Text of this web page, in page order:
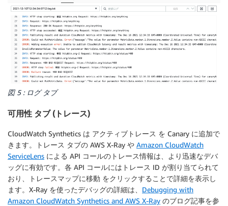
図 5 : ログ タブ
可用性 タブ (トレース)
CloudWatch Synthetics は アクティブトレース を Canary に追加で
きます。
トレース タブの AWS X-Ray や Amazon CloudWatch
ServiceLens による API コールのトレース情報は、より迅速なデバ
ッグに有効です。各 API コールにはトレース ID が割り当てられて
おり、
トレースマップに移動 をクリックすることで詳細を表示し
ます。X-Ray を使ったデバッグの詳細は、 Debugging with
Amazon CloudWatch Synthetics and AWS X-Ray のブログ記事を参